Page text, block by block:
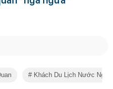
Khách Du Lịch Nước Ngoài